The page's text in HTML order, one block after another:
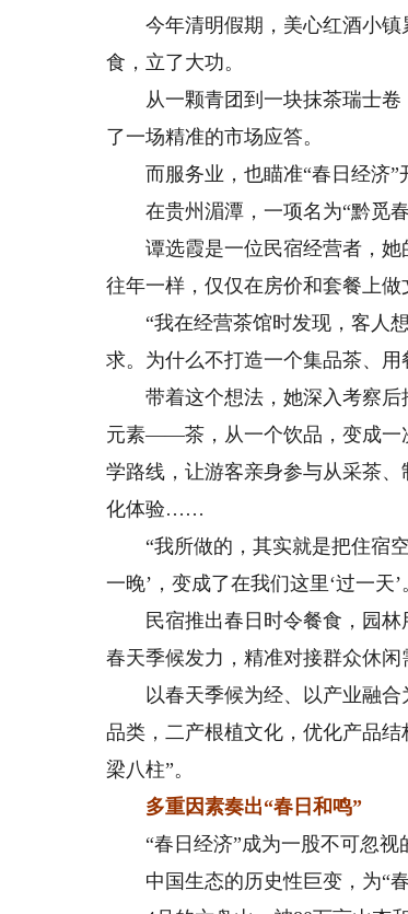
今年清明假期，美心红酒小镇
食，立了大功。
从一颗青团到一块抹茶瑞士卷
了一场精准的市场应答。
而服务业，也瞄准“春日经济”
在贵州湄潭，一项名为“黔觅春
谭选霞是一位民宿经营者，她
往年一样，仅仅在房价和套餐上做
“我在经营茶馆时发现，客人想
求。为什么不打造一个集品茶、用
带着这个想法，她深入考察后
元素——茶，从一个饮品，变成一
学路线，让游客亲身参与从采茶
化体验……
“我所做的，其实就是把住宿空
一晚’，变成了在我们这里‘过一
民宿推出春日时令餐食，园林
春天季候发力，精准对接群众休闲
以春天季候为经、以产业融合
品类，二产根植文化，优化产品
梁八柱”。
多重因素奏出“春日和鸣”
“春日经济”成为一股不可忽视
中国生态的历史性巨变，为“春